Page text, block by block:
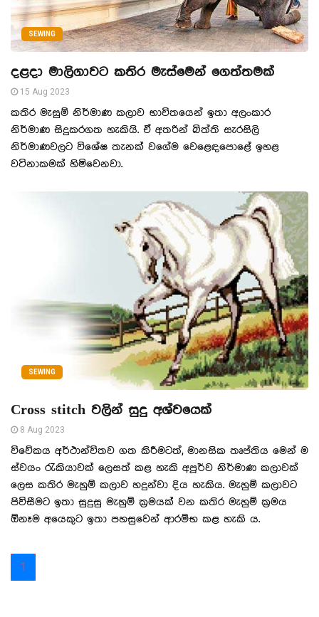
SEWING
දළදා මාලිගාවට කතිර මැස්මෙන් ගෙත්තමක්
15 Aug 2023
කතිර මැසුම් නිර්මාණ කලාව භාවිතයෙන් ඉතා අලංකාර
නිර්මාණ සිදුකරගත හැකියි. ඒ අතරින් බිත්ති සැරසිලි
නිර්මාණවලට විශේෂ තැනක් වගේම වෙළෙඳපොළේ ඉහළ
වටිනාකමක් හිමිවෙනවා.
SEWING
Cross stitch වලින් සුදු අශ්වයෙක්
8 Aug 2023
විවේකය අර්ථාන්විතව ගත කිරීමටත්, මානසික තෘප්තිය මෙන් ම
ස්වයං රැකියාවක් ලෙසත් කළ හැකි අපූර්ව නිර්මාණ කලාවක්
ලෙස කතිර මැහුම් කලාව හදුන්වා දිය හැකිය. මැහුම් කලාවට
පිවිසීමට ඉතා සුදුසු මැහුම් ක‍්‍රමයක් වන කතිර මැහුම් ක‍්‍රමය
ඕනෑම අයෙකුට ඉතා පහසුවෙන් ආරම්භ කළ හැකි ය.
1